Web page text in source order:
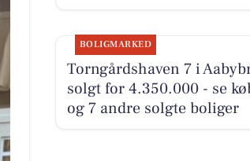
BOLIGMARKED
Torngårdshaven 7 i
solgt for 4.350.000 - se
og 7 andre solgte boliger